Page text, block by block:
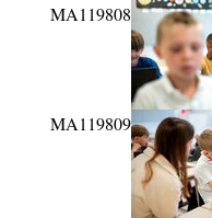
MA119808
MA119809